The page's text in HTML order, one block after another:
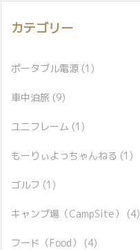
カテゴリー
ポータブル電源 (1)
車中泊旅 (9)
ユニフレーム (1)
もーりぃよっちゃんねる (1)
ゴルフ (1)
キャンプ場（CampSite） (4)
フード（Food） (4)